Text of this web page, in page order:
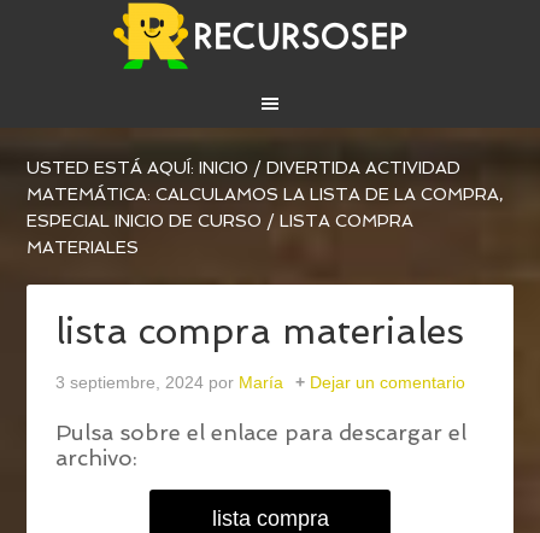
USTED ESTÁ AQUÍ:INICIO / DIVERTIDA ACTIVIDAD
MATEMÁTICA: CALCULAMOS LA LISTA DE LA COMPRA,
ESPECIAL INICIO DE CURSO / LISTA COMPRA
MATERIALES
lista compra materiales
3 septiembre, 2024 por María Dejar un comentario
Pulsa sobre el enlace para descargar el
archivo:
lista compra